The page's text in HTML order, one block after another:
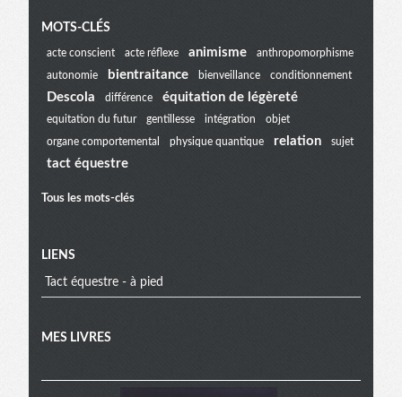
Menu
extra
MOTS-CLÉS
acte conscient acte réflexe animisme anthropomorphisme
autonomie bientraitance bienveillance conditionnement
Descola différence équitation de légèreté
equitation du futur gentillesse intégration objet
organe comportemental physique quantique relation sujet
tact équestre
Tous les mots-clés
LIENS
Tact équestre - à pied
MES LIVRES